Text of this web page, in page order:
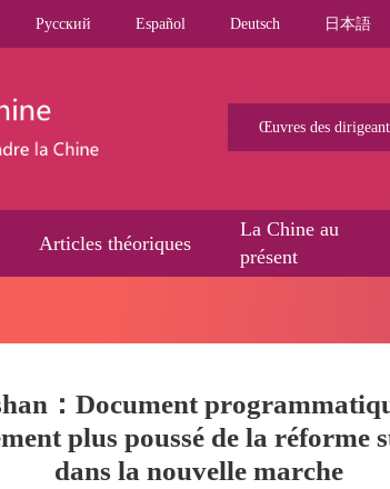
Pусский Español Deutsch 日本語
Œuvres des
Articles théoriques
La Chine au
présent
：​Document
plus poussé de la réforme
dans la nouvelle marche